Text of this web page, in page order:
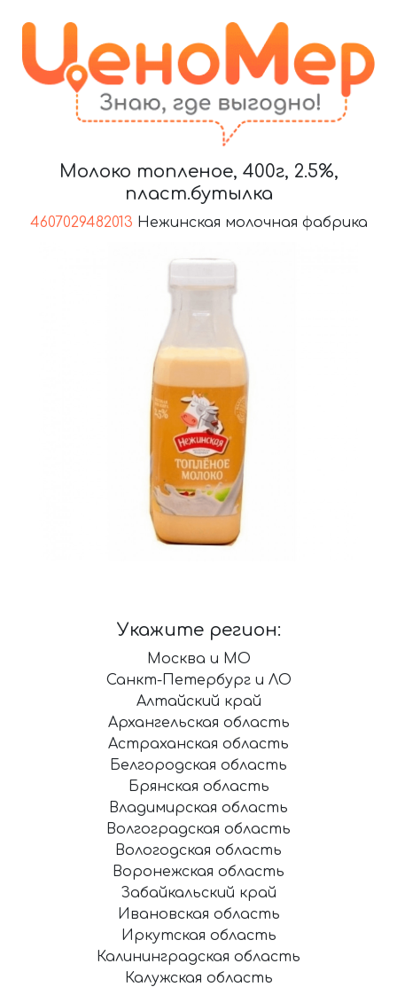
Молоко топленое, 400г, 2.5%,
пласт.бутылка
4607029482013 Нежинская молочная фабрика
Укажите регион:
Москва и МО
Санкт-Петербург и ЛО
Алтайский край
Архангельская область
Астраханская область
Белгородская область
Брянская область
Владимирская область
Волгоградская область
Вологодская область
Воронежская область
Забайкальский край
Ивановская область
Иркутская область
Калининградская область
Калужская область